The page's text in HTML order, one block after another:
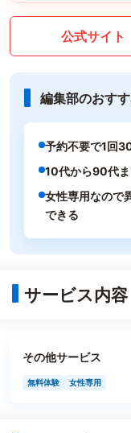
公式サイト
編集部のおす
予約不要で1回
10代から90代
女性専用なので
できる
サービス内容
その他サービス
無料体験 女性専用